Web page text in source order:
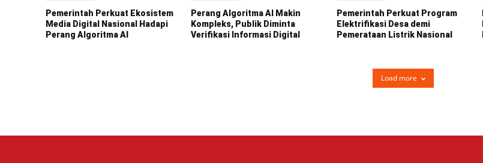
Pemerintah Perkuat Ekosistem
Media Digital Nasional Hadapi
Perang Algoritma AI
Perang Algoritma AI Makin
Kompleks, Publik Diminta
Verifikasi Informasi Digital
Pemerintah Perkuat Program
Elektrifikasi Desa demi
Pemerataan Listrik Nasional
Load more